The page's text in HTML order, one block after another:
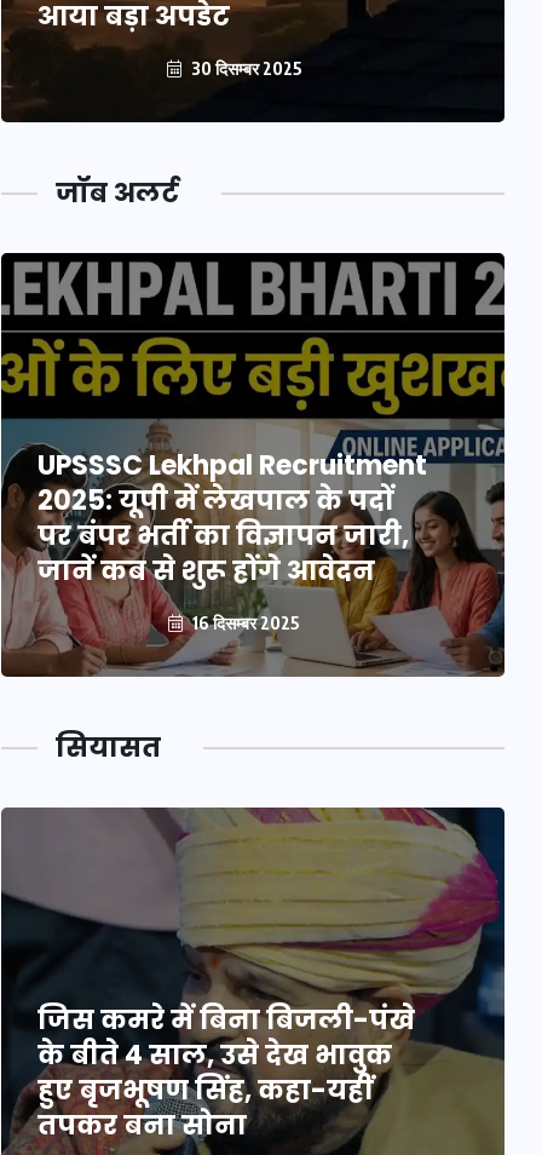
आया बड़ा अपडेट
30 दिसम्बर 2025
जॉब अलर्ट
UPSSSC Lekhpal Recruitment
2025: यूपी में लेखपाल के पदों
पर बंपर भर्ती का विज्ञापन जारी,
जानें कब से शुरू होंगे आवेदन
16 दिसम्बर 2025
सियासत
जिस कमरे में बिना बिजली-पंखे
के बीते 4 साल, उसे देख भावुक
हुए बृजभूषण सिंह, कहा-यहीं
तपकर बना सोना